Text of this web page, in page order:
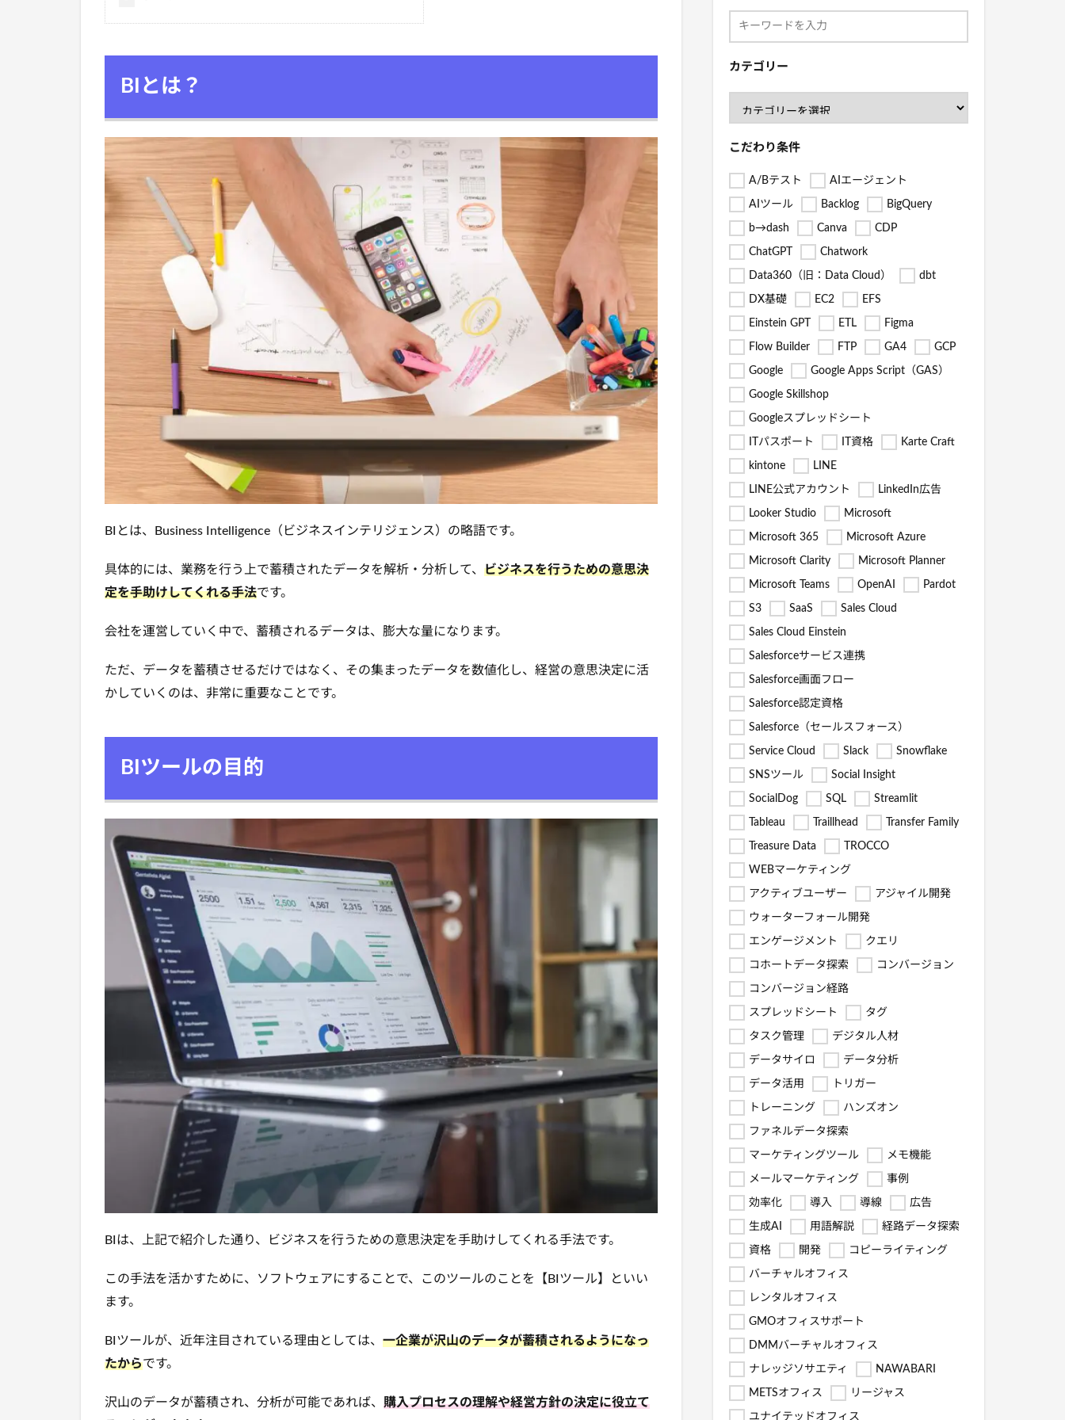
BIとは？
BIとは、Business Intelligence（ビジネスインテリジェンス）の略語です。
具体的には、業務を行う上で蓄積されたデータを解析・分析して、 ビジネスを行うための意思決
定を手助けしてくれる手法です。
会社を運営していく中で、蓄積されるデータは、膨大な量になります。
ただ、データを蓄積させるだけではなく、その集まったデータを数値化し、経営の意思決定に活
かしていくのは、非常に重要なことです。
BIツールの目的
BIは、上記で紹介した通り、ビジネスを行うための意思決定を手助けしてくれる手法です。
この手法を活かすために、ソフトウェアにすることで、このツールのことを【BIツール】といい
ます。
BIツールが、近年注目されている理由としては、 一企業が沢山のデータが蓄積されるようになっ
たからです。
沢山のデータが蓄積され、分析が可能であれば、 購入プロセスの理解や経営方針の決定に役立て
カテゴリー
こだわり条件
A/Bテスト AIエージェント
AIツール Backlog BigQuery
b→dash Canva CDP
ChatGPT Chatwork
Data360（旧：Data Cloud） dbt
DX基礎 EC2 EFS
Einstein GPT ETL Figma
Flow Builder FTP GA4 GCP
Google Google Apps Script（GAS）
Google Skillshop
Googleスプレッドシート
ITパスポート IT資格 Karte Craft
kintone LINE
LINE公式アカウント LinkedIn広告
Looker Studio Microsoft
Microsoft 365 Microsoft Azure
Microsoft Clarity Microsoft Planner
Microsoft Teams OpenAI Pardot
S3 SaaS Sales Cloud
Sales Cloud Einstein
Salesforceサービス連携
Salesforce画面フロー
Salesforce認定資格
Salesforce（セールスフォース）
Service Cloud Slack Snowflake
SNSツール Social Insight
SocialDog SQL Streamlit
Tableau Traillhead Transfer Family
Treasure Data TROCCO
WEBマーケティング
アクティブユーザー アジャイル開発
ウォーターフォール開発
エンゲージメント クエリ
コホートデータ探索 コンバージョン
コンバージョン経路
スプレッドシート タグ
タスク管理 デジタル人材
データサイロ データ分析
データ活用 トリガー
トレーニング ハンズオン
ファネルデータ探索
マーケティングツール メモ機能
メールマーケティング 事例
効率化 導入 導線 広告
生成AI 用語解説 経路データ探索
資格 開発 コピーライティング
バーチャルオフィス
レンタルオフィス
GMOオフィスサポート
DMMバーチャルオフィス
ナレッジソサエティ NAWABARI
METSオフィス リージャス
ユナイテッドオフィス